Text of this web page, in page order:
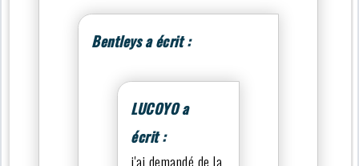
Bentleys a écrit :
LUCOYO a
écrit :
j'ai demandé de la